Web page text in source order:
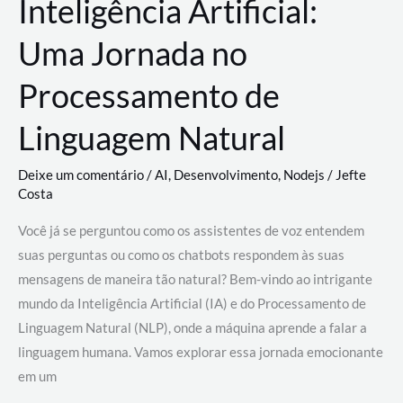
Inteligência Artificial:
Uma Jornada no
Processamento de
Linguagem Natural
Deixe um comentário/AI, Desenvolvimento, Nodejs / Jefte
Costa
Você já se perguntou como os assistentes de voz entendem
suas perguntas ou como os chatbots respondem às suas
mensagens de maneira tão natural? Bem-vindo ao intrigante
mundo da Inteligência Artificial (IA) e do Processamento de
Linguagem Natural (NLP), onde a máquina aprende a falar a
linguagem humana. Vamos explorar essa jornada emocionante
em um